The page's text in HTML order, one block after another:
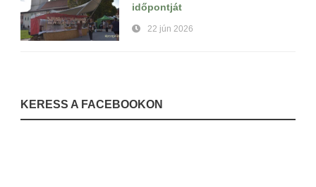
időpontját
22 jún 2026
KERESS A FACEBOOKON